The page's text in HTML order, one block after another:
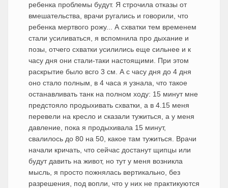
ребенка проблемы будут. Я строчила отказы от
вмешательства, врачи ругались и говорили, что
ребенка мертвого рожу... А схватки тем временем
стали усиливаться, я вспомнила про дыхание и
позы, отчего схватки усилились еще сильнее и к
часу дня они стали-таки настоящими. При этом
раскрытие было всго 3 см. А с часу дня до 4 дня
оно стало полным, в 4 часа я узнала, что такое
останавливать танк на полном ходу: 15 минут мне
предстояло продыхивать схватки, а в 4.15 меня
перевели на кресло и сказали тужиться, а у меня
давление, пока я продыхивала 15 минут,
свалилось до 80 на 50, какое там тужиться. Врачи
начали кричать, что сейчас достанут щипцы или
будут давить на живот, но тут у меня возникла
мысль, я просто пожнялась вертикально, без
разрешения, под вопли, что у них не практикуются